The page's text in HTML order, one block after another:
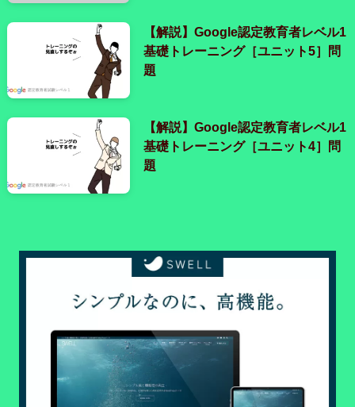
【解説】Google認定教育者レベル1
基礎トレーニング［ユニット5］問
題
【解説】Google認定教育者レベル1
基礎トレーニング［ユニット4］問
題